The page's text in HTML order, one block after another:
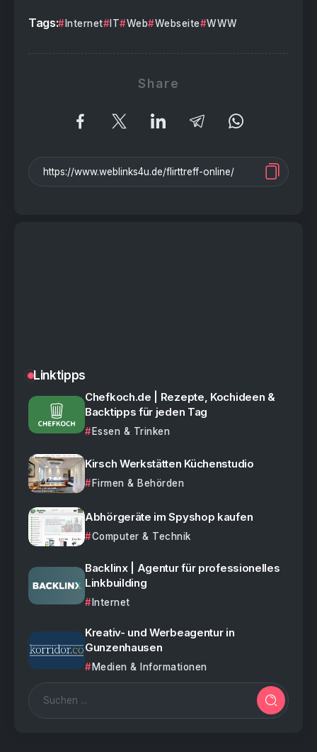
Tags: Internet IT Web Webseite WWW
Share
Linktipps
Chefkoch.de | Rezepte, Kochideen &
Backtipps für jeden Tag
Essen & Trinken
Kirsch Werkstätten Küchenstudio
Firmen & Behörden
Abhörgeräte im Spyshop kaufen
Computer & Technik
Backlinx | Agentur für professionelles
Linkbuilding
Internet
Kreativ- und Werbeagentur in
Gunzenhausen
Medien & Informationen